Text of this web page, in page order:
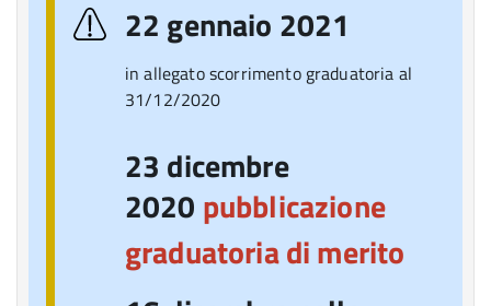
22 gennaio 2021
in allegato scorrimento graduatoria al
31/12/2020
23 dicembre
2020 pubblicazione
graduatoria di merito